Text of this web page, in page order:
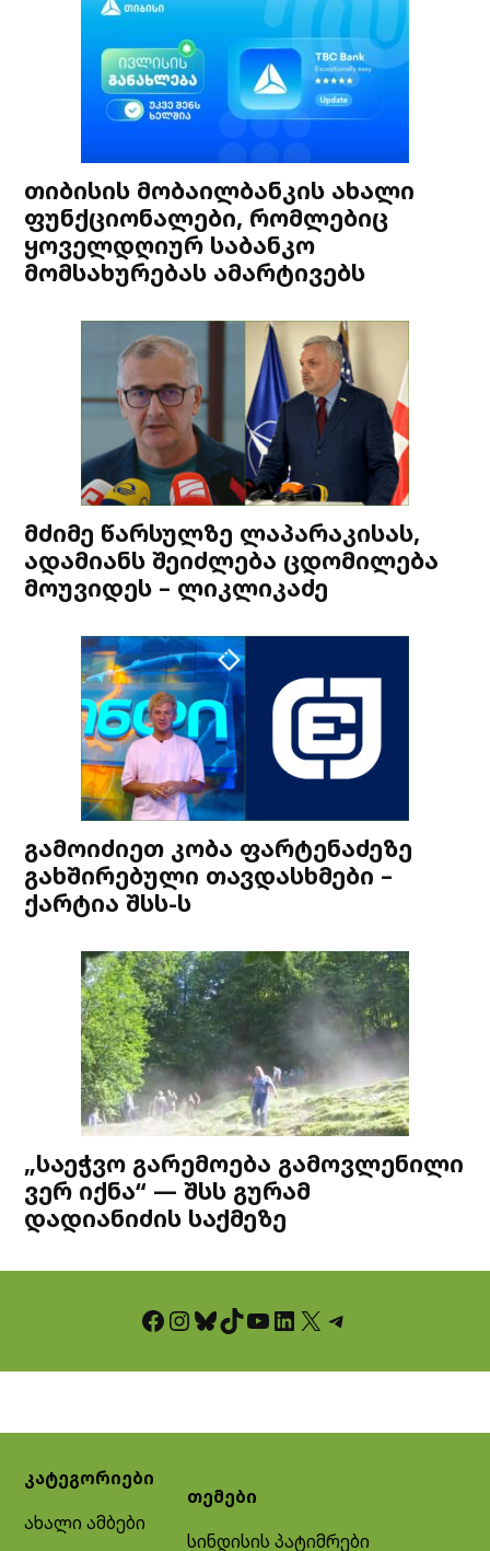
თიბისის მობაილბანკის ახალი
ფუნქციონალები, რომლებიც
ყოველდღიურ საბანკო
მომსახურებას ამარტივებს
მძიმე წარსულზე ლაპარაკისას,
ადამიანს შეიძლება ცდომილება
მოუვიდეს – ლიკლიკაძე
გამოიძიეთ კობა ფარტენაძეზე
გახშირებული თავდასხმები –
ქარტია შსს-ს
„საეჭვო გარემოება გამოვლენილი
ვერ იქნა“ — შსს გურამ
დადიანიძის საქმეზე
Facebook InstagramBluesky TikTok YouTube LinkedIn X Telegram
კატეგორიები
ახალი ამბები
თემები
სინდისის პატიმრები